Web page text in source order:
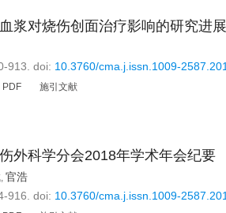
浆对烧伤创面治疗影响的研究进展
913. doi: 10.3760/cma.j.issn.1009-
PDF 施引文献
外科学分会2018年学术年会纪要
, 官浩
916. doi: 10.3760/cma.j.issn.1009-